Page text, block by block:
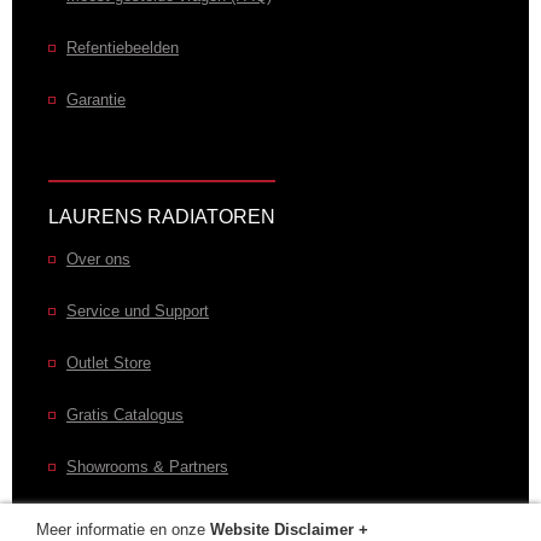
Refentiebeelden
Garantie
LAURENS RADIATOREN
Over ons
Service und Support
Outlet Store
Gratis Catalogus
Showrooms & Partners
Meer informatie en onze Website Disclaimer +